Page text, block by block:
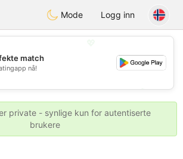
ahebik
Mode Logg inn
💕
💕
match
nå!
private - synlige kun for autentiserte
brukere